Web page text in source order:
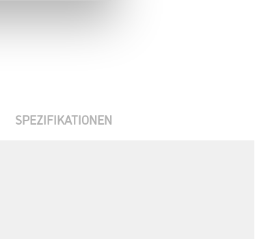
SPEZIFIKATIONEN